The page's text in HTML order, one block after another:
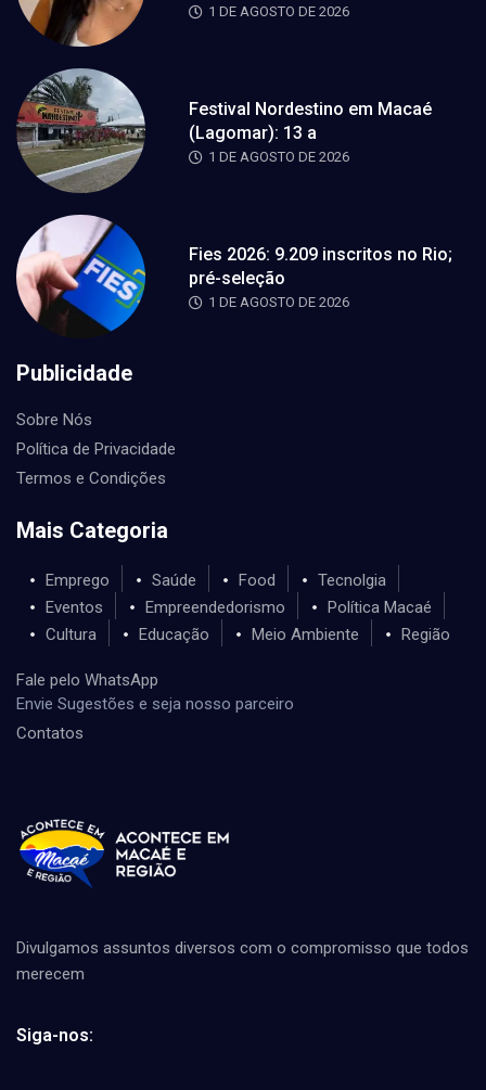
1 DE AGOSTO DE 2026
Festival Nordestino em Macaé
(Lagomar): 13 a
1 DE AGOSTO DE 2026
Fies 2026: 9.209 inscritos no Rio;
pré-seleção
1 DE AGOSTO DE 2026
Publicidade
Sobre Nós
Política de Privacidade
Termos e Condições
Mais Categoria
Emprego Saúde Food
Tecnolgia
Eventos
Empreendedorismo
Política Macaé
Cultura
Educação Meio Ambiente Região
Fale pelo WhatsApp
Envie Sugestões e seja nosso parceiro
Contatos
Divulgamos assuntos diversos com o compromisso que todos
merecem
Siga-nos: